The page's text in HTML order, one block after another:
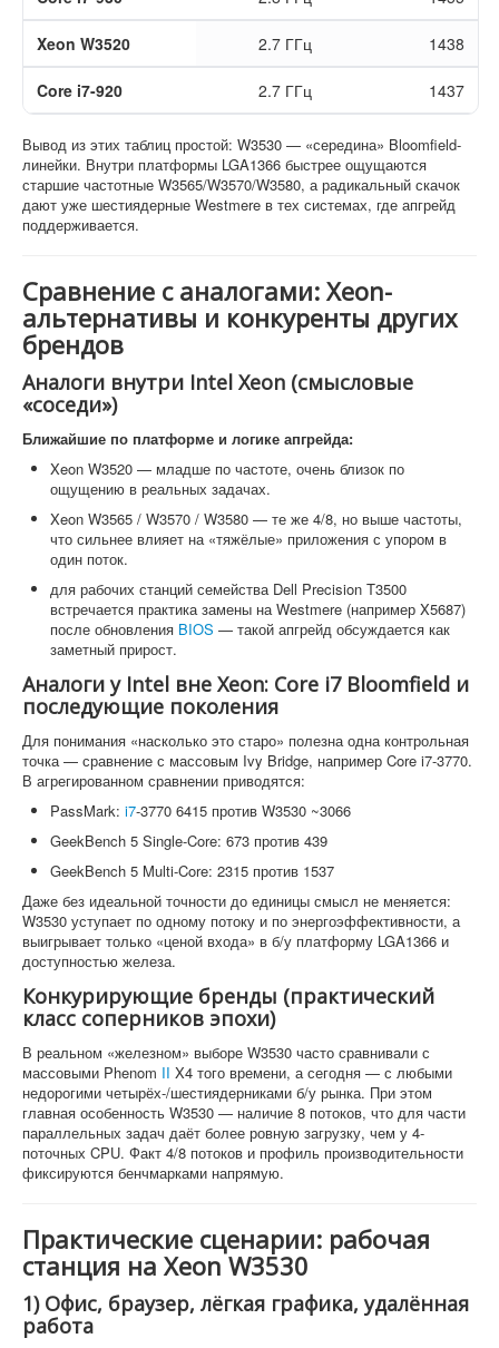
Xeon W3520 2.7 ГГц 1438
Core i7-920 2.7 ГГц 1437
Вывод из этих таблиц простой: W3530 — «середина» Bloomfield-
линейки. Внутри платформы LGA1366 быстрее ощущаются
старшие частотные W3565/W3570/W3580, а радикальный скачок
дают уже шестиядерные Westmere в тех системах, где апгрейд
поддерживается.
Сравнение с аналогами: Xeon-
альтернативы и конкуренты других
брендов
Аналоги внутри Intel Xeon (смысловые
«соседи»)
Ближайшие по платформе и логике апгрейда:
Xeon W3520 — младше по частоте, очень близок по
ощущению в реальных задачах.
Xeon W3565 / W3570 / W3580 — те же 4/8, но выше частоты,
что сильнее влияет на «тяжёлые» приложения с упором в
один поток.
для рабочих станций семейства Dell Precision T3500
встречается практика замены на Westmere (например X5687)
после обновления BIOS — такой апгрейд обсуждается как
заметный прирост.
Аналоги у Intel вне Xeon: Core i7 Bloomfield и
последующие поколения
Для понимания «насколько это старо» полезна одна контрольная
точка — сравнение с массовым Ivy Bridge, например Core i7-3770.
В агрегированном сравнении приводятся:
PassMark: i7-3770 6415 против W3530 ~3066
GeekBench 5 Single-Core: 673 против 439
GeekBench 5 Multi-Core: 2315 против 1537
Даже без идеальной точности до единицы смысл не меняется:
W3530 уступает по одному потоку и по энергоэффективности, а
выигрывает только «ценой входа» в б/у платформу LGA1366 и
доступностью железа.
Конкурирующие бренды (практический
класс соперников эпохи)
В реальном «железном» выборе W3530 часто сравнивали с
массовыми Phenom II X4 того времени, а сегодня — с любыми
недорогими четырёх-/шестиядерниками б/у рынка. При этом
главная особенность W3530 — наличие 8 потоков, что для части
параллельных задач даёт более ровную загрузку, чем у 4-
поточных CPU. Факт 4/8 потоков и профиль производительности
фиксируются бенчмарками напрямую.
Практические сценарии: рабочая
станция на Xeon W3530
1) Офис, браузер, лёгкая графика, удалённая
работа